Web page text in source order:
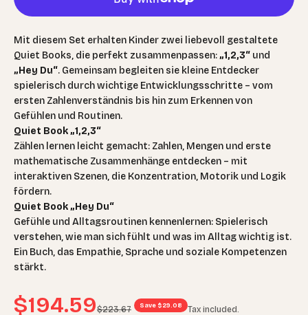
Mit diesem Set erhalten Kinder zwei liebevoll gestaltete
Quiet Books, die perfekt zusammenpassen:„1,2,3“ und
„Hey Du“. Gemeinsam begleiten sie kleine Entdecker
spielerisch durch wichtige Entwicklungsschritte – vom
ersten Zahlenverständnis bis hin zum Erkennen von
Gefühlen und Routinen.
Quiet Book „1,2,3“
Zählen lernen leicht gemacht: Zahlen, Mengen und erste
mathematische Zusammenhänge entdecken – mit
interaktiven Szenen, die Konzentration, Motorik und Logik
fördern.
Quiet Book „Hey Du“
Gefühle und Alltagsroutinen kennenlernen: Spielerisch
verstehen, wie man sich fühlt und was im Alltag wichtig ist.
Ein Buch, das Empathie, Sprache und soziale Kompetenzen
stärkt.
Sale price
$194.59Regular price
$223.67 Save $29.08 Tax included.